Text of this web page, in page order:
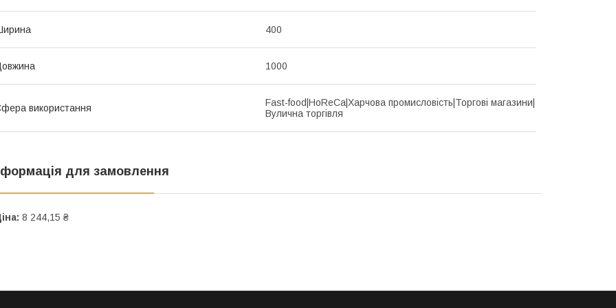
400
1000
використання
Fast-food|HoReCa|Харчова промисловість|Торгові магазини|
Вулична торгівля
для замовлення
8 244,15 ₴